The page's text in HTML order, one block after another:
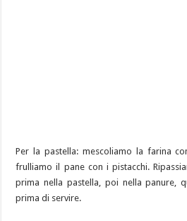
Per la pastella: mescoliamo la farina
frulliamo il pane con i pistacchi.
prima nella pastella, poi nella panure,
prima di servire.